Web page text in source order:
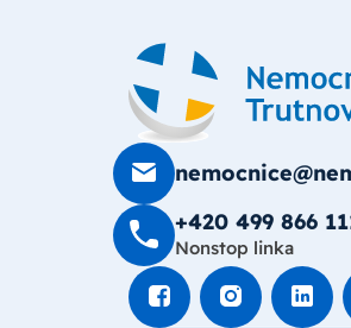
+420 499 8­66
Nonstop linka